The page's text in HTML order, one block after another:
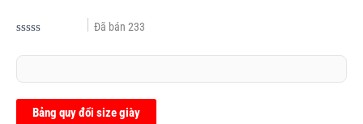
xếp
0.0
sao
Đã bán 233
Bảng quy đổi size giày